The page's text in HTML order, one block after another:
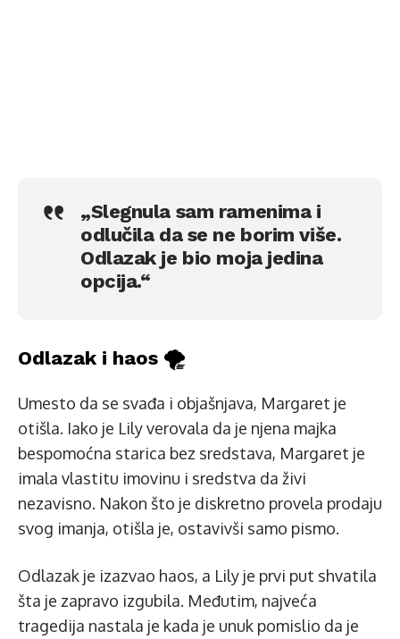
„Slegnula sam ramenima i
odlučila da se ne borim više.
Odlazak je bio moja jedina
opcija.“
Odlazak i haos 🌪️
Umesto da se svađa i objašnjava, Margaret je
otišla. Iako je Lily verovala da je njena majka
bespomoćna starica bez sredstava, Margaret je
imala vlastitu imovinu i sredstva da živi
nezavisno. Nakon što je diskretno provela prodaju
svog imanja, otišla je, ostavivši samo pismo.
Odlazak je izazvao haos, a Lily je prvi put shvatila
šta je zapravo izgubila. Međutim, najveća
tragedija nastala je kada je unuk pomislio da je